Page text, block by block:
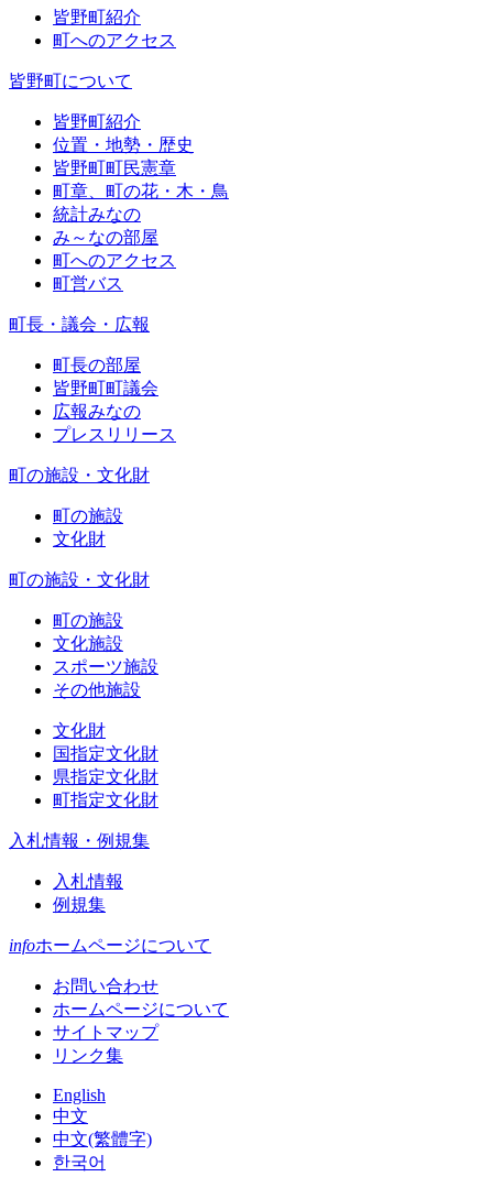
皆野町紹介
町へのアクセス
皆野町について
皆野町紹介
位置・地勢・歴史
皆野町町民憲章
町章、町の花・木・鳥
統計みなの
み～なの部屋
町へのアクセス
町営バス
町長・議会・広報
町長の部屋
皆野町町議会
広報みなの
プレスリリース
町の施設・文化財
町の施設
文化財
町の施設・文化財
町の施設
文化施設
スポーツ施設
その他施設
文化財
国指定文化財
県指定文化財
町指定文化財
入札情報・例規集
入札情報
例規集
infoホームページについて
お問い合わせ
ホームページについて
サイトマップ
リンク集
English
中文
中文(繁體字)
한국어